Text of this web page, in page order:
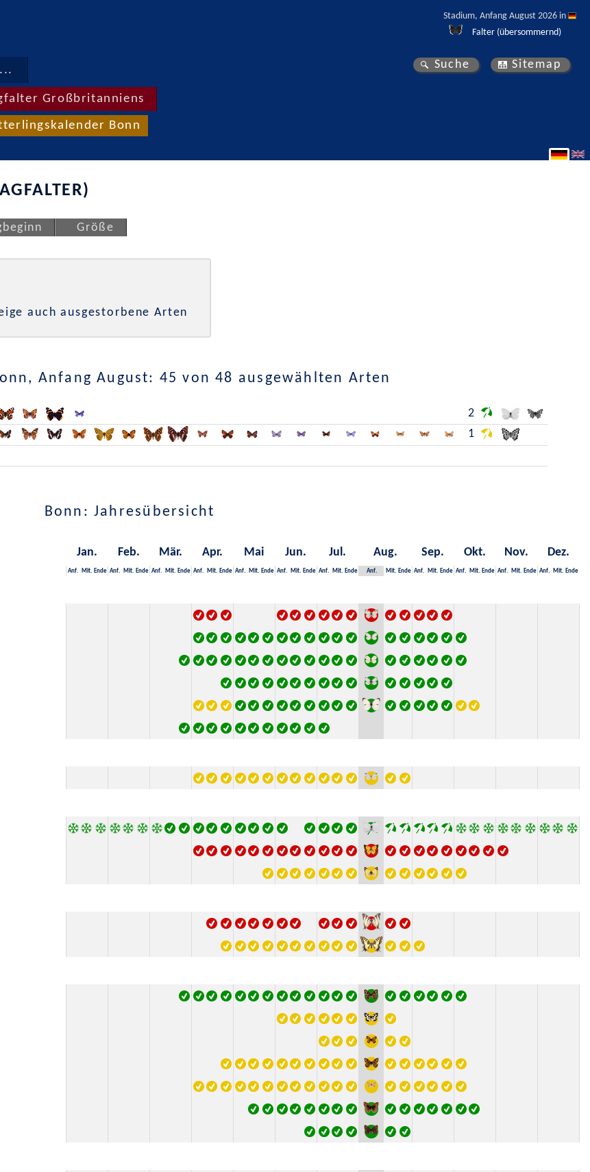
Stadium, Anfang August 2026 in
Falter (übersommernd)
Großbritanniens
Bonn
Suche Sitemap
Größe
auch ausgestorbene Arten
Anfang August: 45 von 48 ausgewählten Arten
2
1
Bonn: Jahresübersicht
Jan. Feb. Mär. Apr. Mai Jun. Jul. Aug. Sep. Okt. Nov. Dez.
Anf. Mit. Ende Anf. Mit. Ende Anf. Mit. Ende Anf. Mit. Ende Anf. Mit. Ende Anf. Mit. Ende Anf. Mit. Ende Anf. Mit. Ende Anf. Mit. Ende Anf. Mit. Ende Anf. Mit. Ende Anf. Mit. Ende